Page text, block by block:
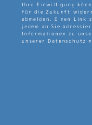
Ihre Einwilligung
für die Zukunft
abmelden. Einen Link
jedem an Sie
Informationen zu
unserer